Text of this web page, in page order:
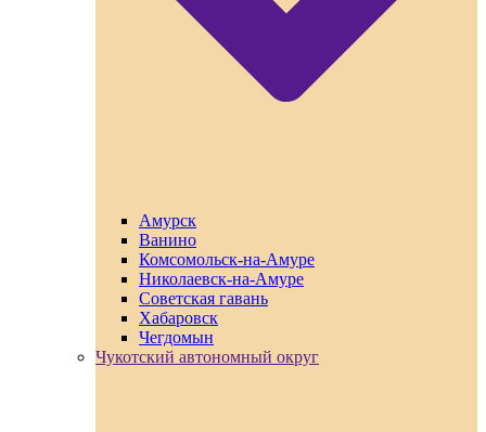
Амурск
Ванино
Комсомольск-на-Амуре
Николаевск-на-Амуре
Советская гавань
Хабаровск
Чегдомын
Чукотский автономный округ